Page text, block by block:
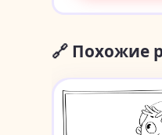
🔗 Похожие